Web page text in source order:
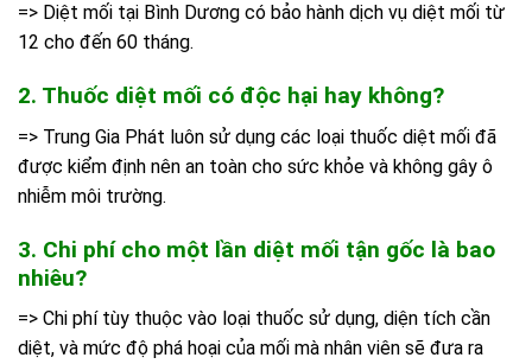
=> Diệt mối tại Bình Dương có bảo hành dịch vụ diệt mối từ
12 cho đến 60 tháng.
2. Thuốc diệt mối có độc hại hay không?
=> Trung Gia Phát luôn sử dụng các loại thuốc diệt mối đã
được kiểm định nên an toàn cho sức khỏe và không gây ô
nhiễm môi trường.
3. Chi phí cho một lần diệt mối tận gốc là bao
nhiêu?
=> Chi phí tùy thuộc vào loại thuốc sử dụng, diện tích cần
diệt, và mức độ phá hoại của mối mà nhân viên sẽ đưa ra